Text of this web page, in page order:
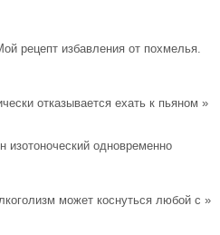
рецепт избавления от похмелья.
отказывается ехать к пьяном »
изотоноческий одновременно
может коснуться любой с »